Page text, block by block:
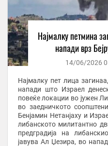
Најмалку петмина
напади врз
14/06/2026
Најмалку пет лица
напади што Израел
повеќе локации во јужен
во заедничкото
Бенјамин Нетанјаху и
либанското милитантно
предградија на
јавува Ал Џезира, во